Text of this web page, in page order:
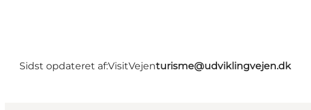
Sidst opdateret af:VisitVejenturisme@udviklingvejen.dk